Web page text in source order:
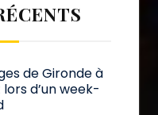
de Gironde à
d’un week-